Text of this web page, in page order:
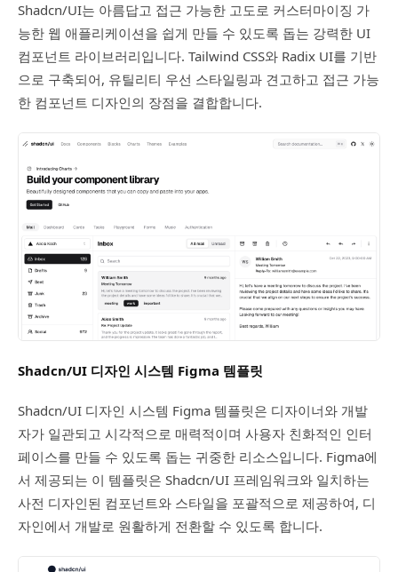
Shadcn/UI는 아름답고 접근 가능한 고도로 커스터마이징 가
능한 웹 애플리케이션을 쉽게 만들 수 있도록 돕는 강력한 UI
컴포넌트 라이브러리입니다. Tailwind CSS와 Radix UI를 기반
으로 구축되어, 유틸리티 우선 스타일링과 견고하고 접근 가능
한 컴포넌트 디자인의 장점을 결합합니다.
Shadcn/UI 디자인 시스템 Figma 템플릿
Shadcn/UI 디자인 시스템 Figma 템플릿은 디자이너와 개발
자가 일관되고 시각적으로 매력적이며 사용자 친화적인 인터
페이스를 만들 수 있도록 돕는 귀중한 리소스입니다. Figma에
서 제공되는 이 템플릿은 Shadcn/UI 프레임워크와 일치하는
사전 디자인된 컴포넌트와 스타일을 포괄적으로 제공하여, 디
자인에서 개발로 원활하게 전환할 수 있도록 합니다.